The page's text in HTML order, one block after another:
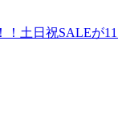
！土日祝SALEが